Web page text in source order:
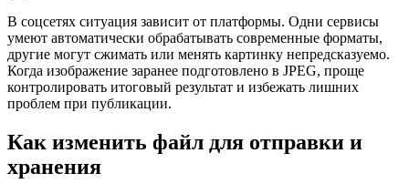
В соцсетях ситуация зависит от платформы. Одни сервисы
умеют автоматически обрабатывать современные форматы,
другие могут сжимать или менять картинку непредсказуемо.
Когда изображение заранее подготовлено в JPEG, проще
контролировать итоговый результат и избежать лишних
проблем при публикации.
Как изменить файл для отправки и
хранения